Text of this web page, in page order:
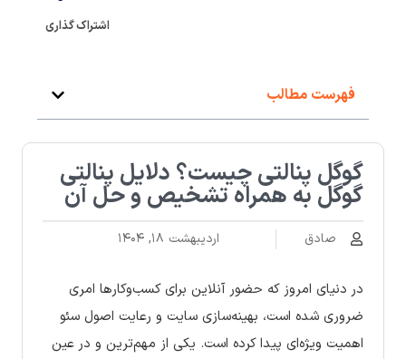
اشتراک گذاری
فهرست مطالب
گوگل پنالتی چیست؟ دلایل پنالتی
گوگل به همراه تشخیص و حل آن
صادق اردیبهشت ۱۸, ۱۴۰۴
در دنیای امروز که حضور آنلاین برای کسب‌وکارها امری
ضروری شده است، بهینه‌سازی سایت و رعایت اصول سئو
اهمیت ویژه‌ای پیدا کرده است. یکی از مهم‌ترین و در عین